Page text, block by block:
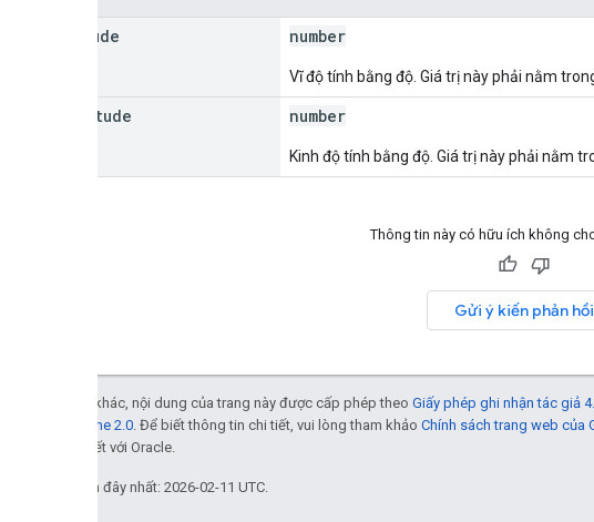
latitude number
Vĩ độ tính bằng độ. Giá trị này phải nằm
longitude number
Kinh độ tính bằng độ. Giá trị này phải nằm
Thông tin này có hữu ích không
Gửi ý kiến phản hồi
Trừ phi có lưu ý khác, nội dung của trang này được cấp phép theo Giấy phép ghi nhận tác giả
Giấy phép Apache 2.0 . Để biết thông tin chi tiết, vui lòng tham khảo Chính sách trang web của
các đơn vị liên kết với Oracle.
Cập nhật lần gần đây nhất: 2026-02-11 UTC.